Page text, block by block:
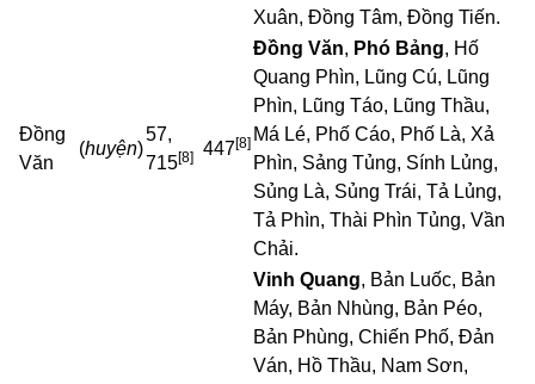
Xuân, Đồng Tâm, Đồng Tiến.
Đồng
Văn
(huyện)
57,
715[8] 447[8]
Đồng Văn, Phó Bảng, Hố
Quang Phìn, Lũng Cú, Lũng
Phìn, Lũng Táo, Lũng Thầu,
Má Lé, Phố Cáo, Phố Là, Xả
Phìn, Sảng Tủng, Sính Lủng,
Sủng Là, Sủng Trái, Tả Lủng,
Tả Phìn, Thài Phìn Tủng, Vần
Chải.
Vinh Quang, Bản Luốc, Bản
Máy, Bản Nhùng, Bản Péo,
Bản Phùng, Chiến Phố, Đản
Ván, Hồ Thầu, Nam Sơn,